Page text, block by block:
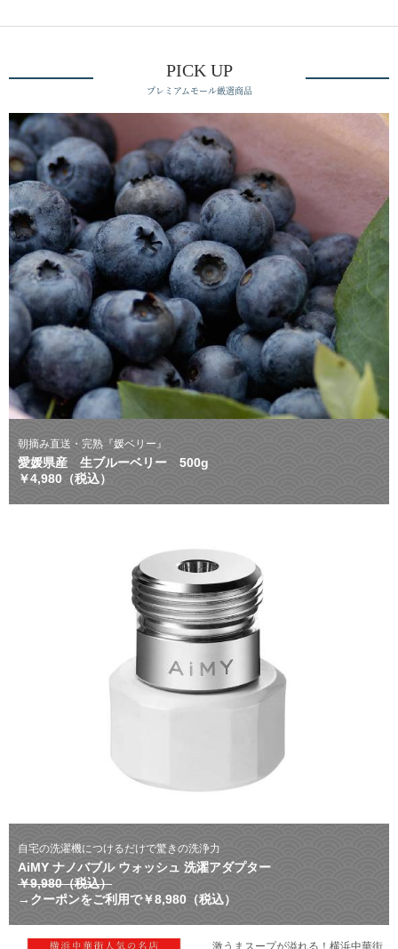
PICK UP
プレミアムモール厳選商品
朝摘み直送・完熟『媛ベリー』
愛媛県産 生ブルーベリー 500g
￥4,980（税込）
自宅の洗濯機につけるだけで驚きの洗浄力
AiMY ナノバブル ウォッシュ 洗濯アダプター
￥9,980（税込）
→クーポンをご利用で￥8,980（税込）
激うまスープが溢れる！横浜中華街